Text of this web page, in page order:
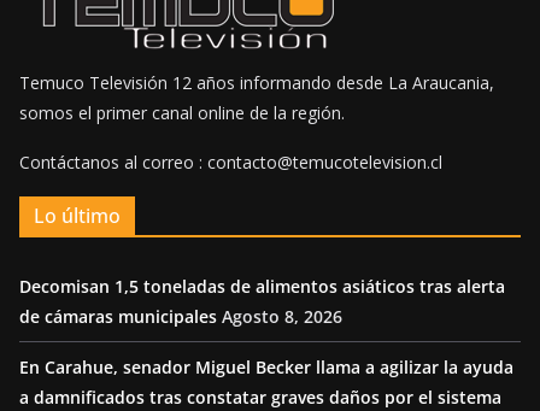
Temuco Televisión 12 años informando desde La Araucania,
somos el primer canal online de la región.
Contáctanos al correo : contacto@temucotelevision.cl
Lo último
Decomisan 1,5 toneladas de alimentos asiáticos tras alerta
de cámaras municipales Agosto 8, 2026
En Carahue, senador Miguel Becker llama a agilizar la ayuda
a damnificados tras constatar graves daños por el sistema